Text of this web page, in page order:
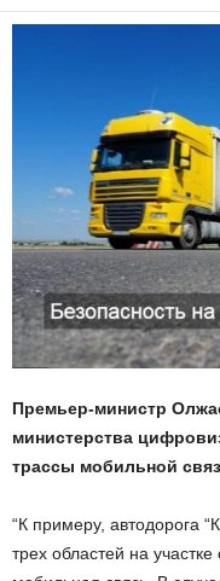
Премьер-министр
министерства
трассы мобильной
“К примеру, автодорога
трех областей на